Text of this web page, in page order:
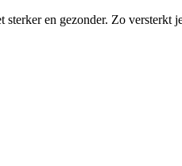
en gezonder. Zo versterkt